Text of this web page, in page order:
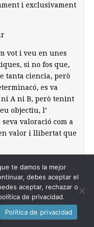
i exclusivament
vot i veu en unes
si no fos que,
tanta ciencia, però
es va
A ni B, però tenint
objectiu, l’
valoració com a
valor i llibertat que
justa.
ho.
te damos la mejor
debes aceptar el
aceptar, rechazar o
de privacidad.
Política de privacidad